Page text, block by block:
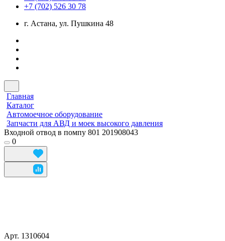
+7 (702) 526 30 78
г. Астана, ул. Пушкина 48
Главная
Каталог
Автомоечное оборудование
Запчасти для АВД и моек высокого давления
Входной отвод в помпу 801 201908043
0
Арт. 1310604